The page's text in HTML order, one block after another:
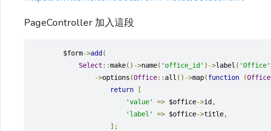
PageController 加入這段
        $form
->add (
Select ::make()->name( 'office_id' )->label ( 'Office'
->options (Office:: all ()->map(function (Office
return
[
'value'
=> $office->id ,
'label'
=> $office->title,
];